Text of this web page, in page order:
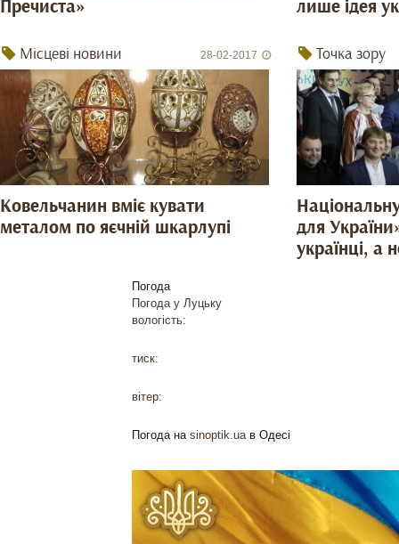
Пречиста»
лише ідея
Місцеві новини 28-02-2017
Ковельчанин вміє кувати
металом по яєчній шкарлупі
Точка зору
для
українці, а
Погода
Погода у Луцьку
вологість:
тиск:
вітер:
Погода на sinoptik.uaв Одесі